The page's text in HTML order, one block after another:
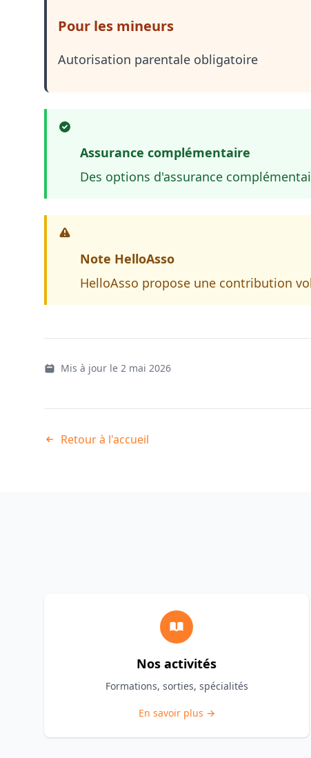
Pour les mineurs
Autorisation parentale obligatoire
Assurance complémentaire
Des options d'assurance
Note HelloAsso
HelloAsso propose une contribution
Mis à jour le 2 mai 2026
Retour à l'accueil
Nos activités
Formations, sorties, spécialités
En savoir plus →